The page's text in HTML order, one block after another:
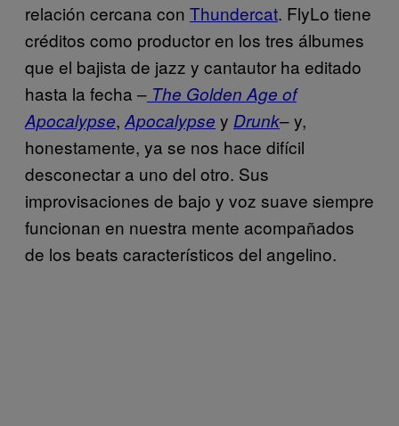
relación cercana con Thundercat. FlyLo tiene
créditos como productor en los tres álbumes
que el bajista de jazz y cantautor ha editado
hasta la fecha – The Golden Age of
Apocalypse, Apocalypse y Drunk– y,
honestamente, ya se nos hace difícil
desconectar a uno del otro. Sus
improvisaciones de bajo y voz suave siempre
funcionan en nuestra mente acompañados
de los beats característicos del angelino.